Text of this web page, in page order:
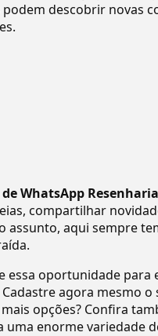
descobrir novas
WhatsApp Resenharia
compartilhar
assunto, aqui sempre
essa oportunidade para
agora mesmo
opções? Confira
uma enorme variedade